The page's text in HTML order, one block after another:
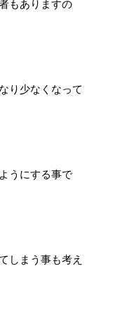
もありますの
り少なくなって
うにする事で
しまう事も考え